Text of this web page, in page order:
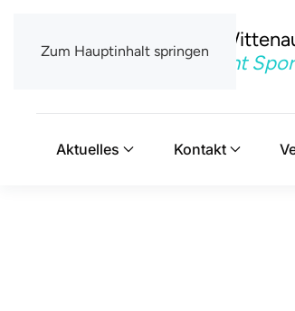
Zum Hauptinhalt springen
TSV Berlin-
Mit uns macht
Aktuelles Kontakt